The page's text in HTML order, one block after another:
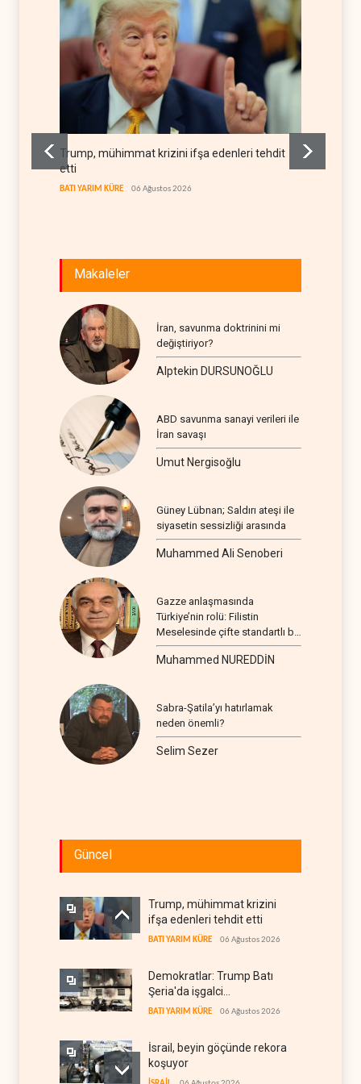
Trump, mühimmat krizini ifşa edenleri tehdit
etti
BATI YARIM KÜRE 06 Ağustos 2026
Makaleler
İran, savunma doktrinini mi
değiştiriyor?
Alptekin DURSUNOĞLU
ABD savunma sanayi verileri ile
İran savaşı
Umut Nergisoğlu
Güney Lübnan; Saldırı ateşi ile
siyasetin sessizliği arasında
Muhammed Ali Senoberi
Gazze anlaşmasında
Türkiye’nin rolü: Filistin
Meselesinde çifte standartlı bir
seyir
Muhammed NUREDDİN
Sabra-Şatila’yı hatırlamak
neden önemli?
Selim Sezer
Güncel
Trump, mühimmat krizini
ifşa edenleri tehdit etti
BATI YARIM KÜRE 06 Ağustos 2026
Demokratlar: Trump Batı
Şeria'da işgalci
yerleşimcilere cezasızlık
BATI YARIM KÜRE 06 Ağustos 2026
İsrail, beyin göçünde rekora
koşuyor